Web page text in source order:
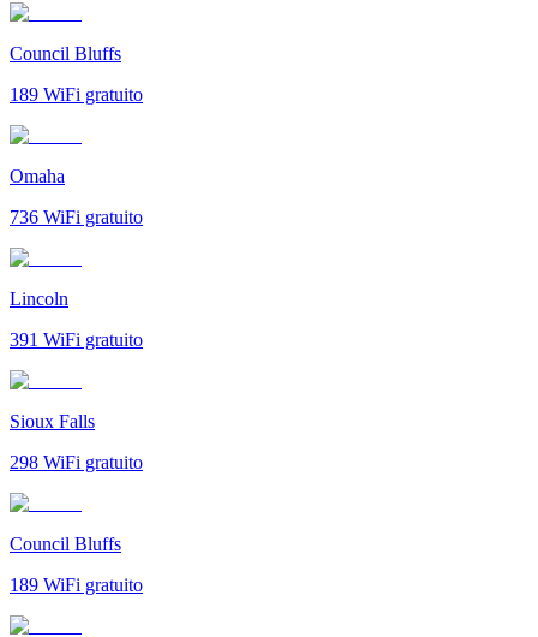
Council Bluffs
189 WiFi gratuito
Omaha
736 WiFi gratuito
Lincoln
391 WiFi gratuito
Sioux Falls
298 WiFi gratuito
Council Bluffs
189 WiFi gratuito